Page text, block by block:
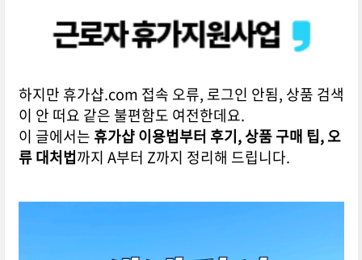
하지만 휴가샵.com 접속 오류, 로그인 안됨, 상품 검색
이 안 떠요 같은 불편함도 여전한데요.
이 글에서는 휴가샵 이용법부터 후기, 상품 구매 팁, 오
류 대처법까지 A부터 Z까지 정리해 드립니다.